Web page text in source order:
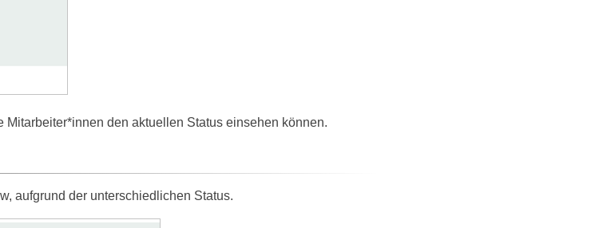
den aktuellen Status einsehen können.
aufgrund der unterschiedlichen Status.